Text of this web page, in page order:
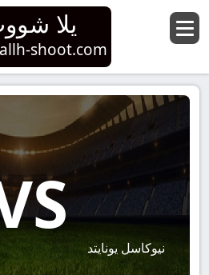
يلا
shoot.com
نيوكاسل يونايتد